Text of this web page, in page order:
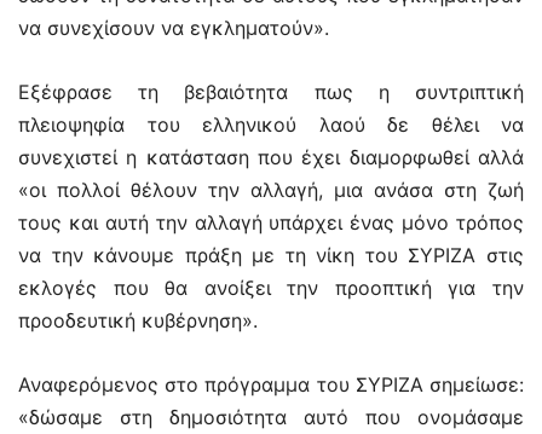
να συνεχίσουν να εγκληματούν».
Εξέφρασε τη βεβαιότητα πως η συντριπτική
πλειοψηφία του ελληνικού λαού δε θέλει να
συνεχιστεί η κατάσταση που έχει διαμορφωθεί αλλά
«οι πολλοί θέλουν την αλλαγή, μια ανάσα στη ζωή
τους και αυτή την αλλαγή υπάρχει ένας μόνο τρόπος
να την κάνουμε πράξη με τη νίκη του ΣΥΡΙΖΑ στις
εκλογές που θα ανοίξει την προοπτική για την
προοδευτική κυβέρνηση».
Αναφερόμενος στο πρόγραμμα του ΣΥΡΙΖΑ σημείωσε:
«δώσαμε στη δημοσιότητα αυτό που ονομάσαμε